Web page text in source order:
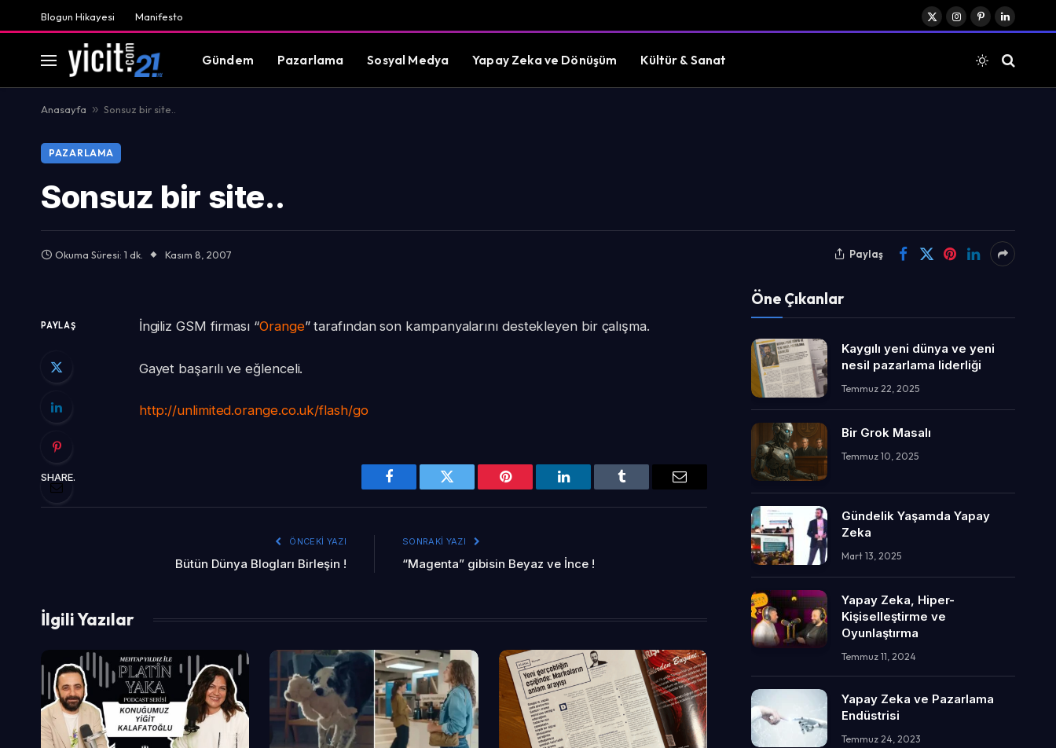
Blogun Hikayesi Manifesto
X
Instagram
PinterestLinkedIn
Gündem Pazarlama Sosyal Medya Yapay Zeka ve Dönüşüm Kültür & Sanat
Anasayfa » Sonsuz bir site..
PAZARLAMA
Sonsuz bir site..
Okuma Süresi: 1 dk. Kasım 8, 2007 Paylaş
PAYLAŞ İngiliz GSM firması “Orange” tarafından son kampanyalarını destekleyen bir çalışma.
Gayet başarılı ve eğlenceli.
http://unlimited.orange.co.uk/flash/go
SHARE.
Facebook Twitter Pinterest LinkedIn Tumblr Email
ÖNCEKI YAZI
Bütün Dünya Blogları Birleşin !
SONRAKI YAZI
“Magenta” gibisin Beyaz ve İnce !
İlgili Yazılar
Öne Çıkanlar
Kaygılı yeni dünya ve yeni
nesil pazarlama liderliği
Temmuz 22, 2025
Bir Grok Masalı
Temmuz 10, 2025
Gündelik Yaşamda Yapay
Zeka
Mart 13, 2025
Yapay Zeka, Hiper-
Kişiselleştirme ve
Oyunlaştırma
Temmuz 11, 2024
Yapay Zeka ve Pazarlama
Endüstrisi
Temmuz 24, 2023